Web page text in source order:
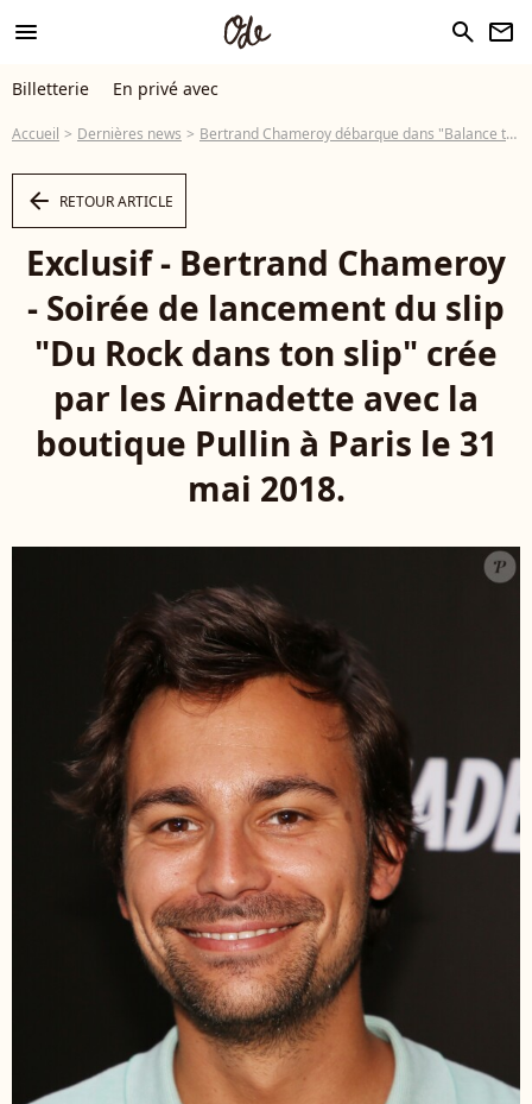
menu search newsletter
Billetterie En privé avec
Accueil Dernières news Bertrand Chameroy débarque dans "Balance ton post !"
arrow_left RETOUR ARTICLE
Exclusif - Bertrand Chameroy
- Soirée de lancement du slip
"Du Rock dans ton slip" crée
par les Airnadette avec la
boutique Pullin à Paris le 31
mai 2018.